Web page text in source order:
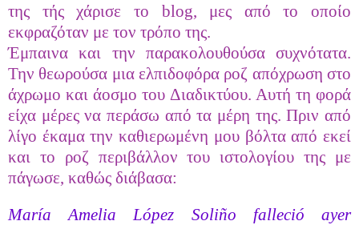
της τής χάρισε το blog, μες από το οποίο
εκφραζόταν με τον τρόπο της.
Έμπαινα και την παρακολουθούσα συχνότατα.
Την θεωρούσα μια ελπιδοφόρα ροζ απόχρωση στο
άχρωμο και άοσμο του Διαδικτύου. Αυτή τη φορά
είχα μέρες να περάσω από τα μέρη της. Πριν από
λίγο έκαμα την καθιερωμένη μου βόλτα από εκεί
και το ροζ περιβάλλον του ιστολογίου της με
πάγωσε, καθώς διάβασα:
María Amelia López Soliño falleció ayer